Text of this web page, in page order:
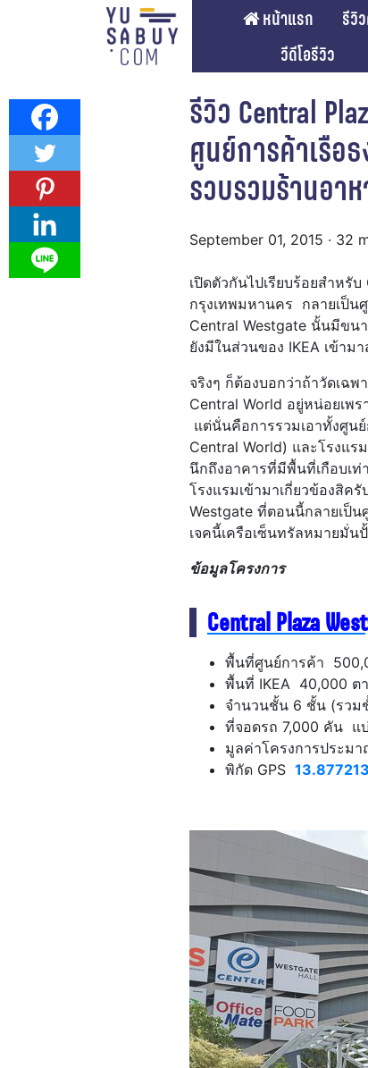
หน้าแรก รีวิ
วีดีโอรีวิว
รีวิว Central
ศูนย์การค้าเรือ
รวบรวมร้านอา
September 01, 2015 · 32
เปิดตัวกันไปเรียบร้อยสำหรั
กรุงเทพมหานคร กลายเป็
Central Westgate นั้นมีขน
ยังมีในส่วนของ IKEA เข้าม
จริงๆ ก็ต้องบอกว่าถ้าวัดเฉ
Central World อยู่หน่อยเพ
แต่นั่นคือการรวมเอาทั้งศูน
Central World) และโรงแร
นึกถึงอาคารที่มีพื้นที่เกือบเ
โรงแรมเข้ามาเกี่ยวข้องสิ
Westgate ที่ตอนนี้กลายเป็
เจคนี้เครือเซ็นทรัลหมายมั่น
ข้อมูลโครงการ
Central Plaza
พื้นที่ศูนย์การค้า
พื้นที่ IKEA 40,000 ตา
จำนวนชั้น 6 ชั้น (รวม
ที่จอดรถ 7,000 คัน แ
มูลค่าโครงการประม
พิกัด GPS